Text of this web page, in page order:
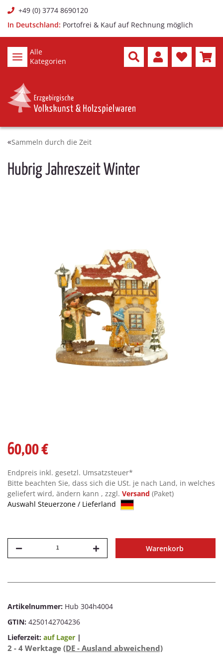
+49 (0) 3774 8690120
In Deutschland: Portofrei & Kauf auf Rechnung möglich
Alle
Kategorien
Sammeln durch die Zeit
Hubrig Jahreszeit Winter
60,00 €
Endpreis inkl. gesetzl. Umsatzsteuer*
Bitte beachten Sie, dass sich die USt. je nach Land, in welches
geliefert wird, ändern kann , zzgl. Versand (Paket)
Auswahl Steuerzone / Lieferland
Warenkorb
Artikelnummer: Hub 304h4004
GTIN: 4250142704236
Lieferzeit: auf Lager |
2 - 4 Werktage (DE - Ausland abweichend)